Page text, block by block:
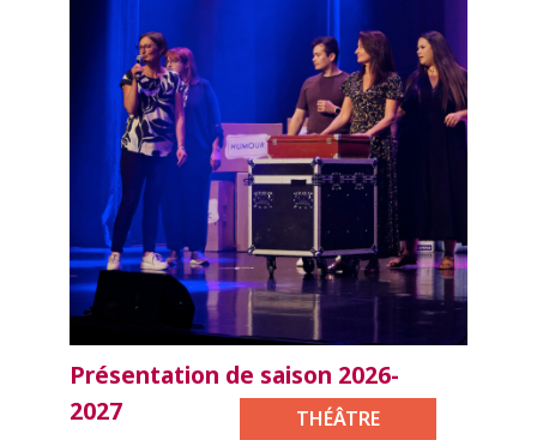
Présentation de saison 2026-
2027
THÉÂTRE